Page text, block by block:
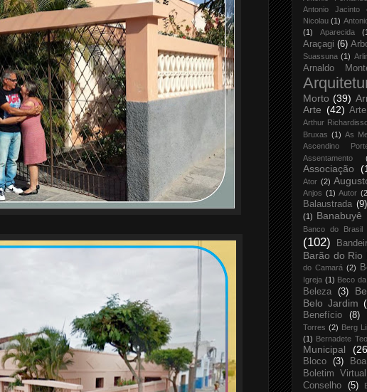
Antonio Jacinto
Nicolau (1)
(1)
Aparecida
Araçagi (6)
Suassuna (1)
Arnaldo
Morto (39)
Arte (42)
Arthur
Bruxas (1) As
Ascendino
Assentamento
Associação
Ator (2)
Anjos (1) Autor
Balaustrada (9)
(1) Banabuyê
Banco do Brasil
(102)
Barão do Rio
do Camará (2)
Igreja (1) Beco
Beleza
(3)
Belo Jardim
Benefício (8)
Torres (2) Berg
(1) Bernadete
Municipal
Bloco (3)
Boletim Virtual
Conselho
(5)